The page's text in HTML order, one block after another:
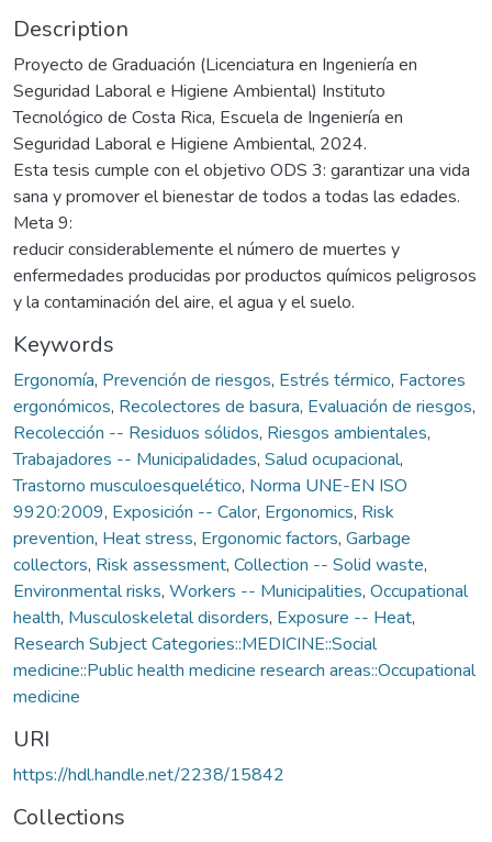
Description
Proyecto de Graduación (Licenciatura en Ingeniería en
Seguridad Laboral e Higiene Ambiental) Instituto
Tecnológico de Costa Rica, Escuela de Ingeniería en
Seguridad Laboral e Higiene Ambiental, 2024.
Esta tesis cumple con el objetivo ODS 3: garantizar una vida
sana y promover el bienestar de todos a todas las edades.
Meta 9:
reducir considerablemente el número de muertes y
enfermedades producidas por productos químicos peligrosos
y la contaminación del aire, el agua y el suelo.
Keywords
Ergonomía, Prevención de riesgos, Estrés térmico, Factores
ergonómicos, Recolectores de basura, Evaluación de riesgos,
Recolección -- Residuos sólidos, Riesgos ambientales,
Trabajadores -- Municipalidades, Salud ocupacional,
Trastorno musculoesquelético, Norma UNE-EN ISO
9920:2009, Exposición -- Calor, Ergonomics, Risk
prevention, Heat stress, Ergonomic factors, Garbage
collectors, Risk assessment, Collection -- Solid waste,
Environmental risks, Workers -- Municipalities, Occupational
health, Musculoskeletal disorders, Exposure -- Heat,
Research Subject Categories::MEDICINE::Social
medicine::Public health medicine research areas::Occupational
medicine
URI
https://hdl.handle.net/2238/15842
Collections